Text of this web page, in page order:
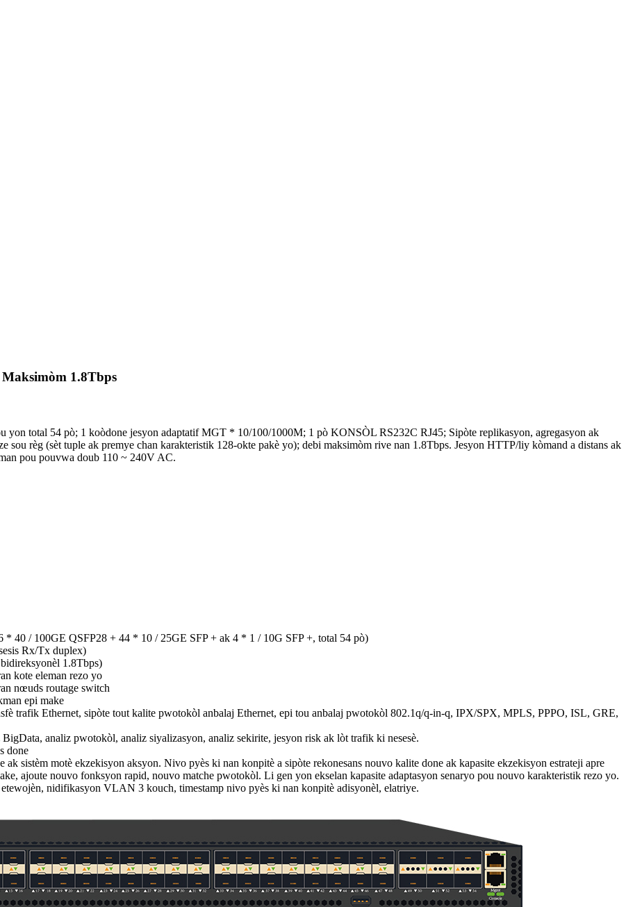
1.8Tbps
total 54 pò; 1 koòdone jesyon adaptatif MGT * 10/100/1000M; 1 pò KONSÒL RS232C RJ45; Sipòte replikasyon, agregasyon ak
sou règ (sèt tuple ak premye chan karakteristik 128-okte pakè yo); debi maksimòm rive nan 1.8Tbps. Jesyon HTTP/liy kòmand a distans ak
pou pouvwa doub 110 ~ 240V AC.
40 / 100GE QSFP28 + 44 * 10 / 25GE SFP + ak 4 * 1 / 10G SFP +, total 54 pò)
Rx/Tx duplex)
1.8Tbps)
kote eleman rezo yo
nœuds routage switch
epi make
trafik Ethernet, sipòte tout kalite pwotokòl anbalaj Ethernet, epi tou anbalaj pwotokòl 802.1q/q-in-q, IPX/SPX, MPLS, PPPO, ISL, GRE,
analiz pwotokòl, analiz siyalizasyon, analiz sekirite, jesyon risk ak lòt trafik ki nesesè.
done
sistèm motè ekzekisyon aksyon. Nivo pyès ki nan konpitè a sipòte rekonesans nouvo kalite done ak kapasite ekzekisyon estrateji apre
ajoute nouvo fonksyon rapid, nouvo matche pwotokòl. Li gen yon ekselan kapasite adaptasyon senaryo pou nouvo karakteristik rezo yo.
nidifikasyon VLAN 3 kouch, timestamp nivo pyès ki nan konpitè adisyonèl, elatriye.